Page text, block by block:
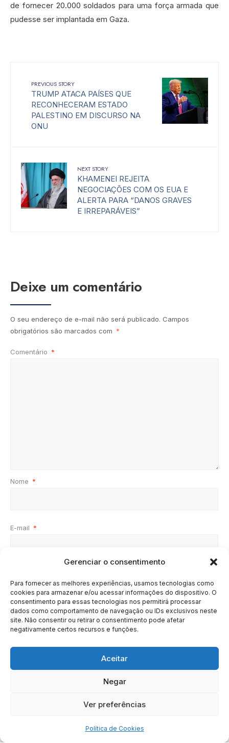
Gerenciar o consentimento
Para fornecer as melhores experiências, usamos tecnologias como
cookies para armazenar e/ou acessar informações do dispositivo. O
consentimento para essas tecnologias nos permitirá processar
dados como comportamento de navegação ou IDs exclusivos neste
site. Não consentir ou retirar o consentimento pode afetar
negativamente certos recursos e funções.
Aceitar
Negar
Ver preferências
Política de Cookies
de fornecer 20.000 soldados para uma força armada que
pudesse ser implantada em Gaza.
PREVIOUS STORY
TRUMP ATACA PAÍSES QUE
RECONHECERAM ESTADO
PALESTINO EM DISCURSO NA
ONU
NEXT STORY
KHAMENEI REJEITA
NEGOCIAÇÕES COM OS EUA E
ALERTA PARA “DANOS GRAVES
E IRREPARÁVEIS”
Deixe um comentário
O seu endereço de e-mail não será publicado. Campos
obrigatórios são marcados com *
Comentário *
Nome *
E-mail *
SOBRE BRASIL
Copyright © 2020 - 2023 | Arresala Noticias™